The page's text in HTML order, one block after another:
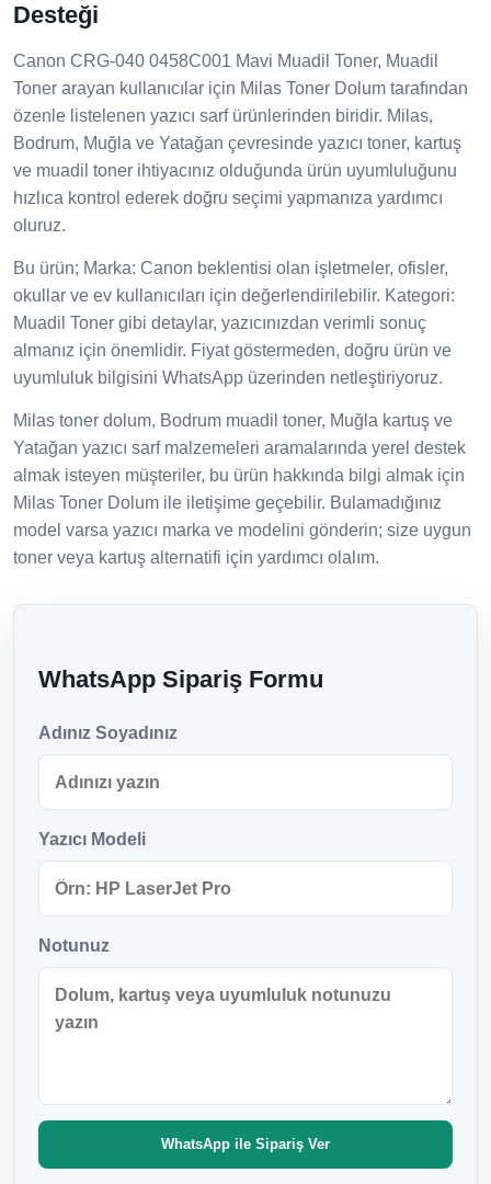
Desteği
Canon CRG-040 0458C001 Mavi Muadil Toner, Muadil
Toner arayan kullanıcılar için Milas Toner Dolum tarafından
özenle listelenen yazıcı sarf ürünlerinden biridir. Milas,
Bodrum, Muğla ve Yatağan çevresinde yazıcı toner, kartuş
ve muadil toner ihtiyacınız olduğunda ürün uyumluluğunu
hızlıca kontrol ederek doğru seçimi yapmanıza yardımcı
oluruz.
Bu ürün; Marka: Canon beklentisi olan işletmeler, ofisler,
okullar ve ev kullanıcıları için değerlendirilebilir. Kategori:
Muadil Toner gibi detaylar, yazıcınızdan verimli sonuç
almanız için önemlidir. Fiyat göstermeden, doğru ürün ve
uyumluluk bilgisini WhatsApp üzerinden netleştiriyoruz.
Milas toner dolum, Bodrum muadil toner, Muğla kartuş ve
Yatağan yazıcı sarf malzemeleri aramalarında yerel destek
almak isteyen müşteriler, bu ürün hakkında bilgi almak için
Milas Toner Dolum ile iletişime geçebilir. Bulamadığınız
model varsa yazıcı marka ve modelini gönderin; size uygun
toner veya kartuş alternatifi için yardımcı olalım.
WhatsApp Sipariş Formu
Adınız Soyadınız
Yazıcı Modeli
Notunuz
WhatsApp ile Sipariş Ver